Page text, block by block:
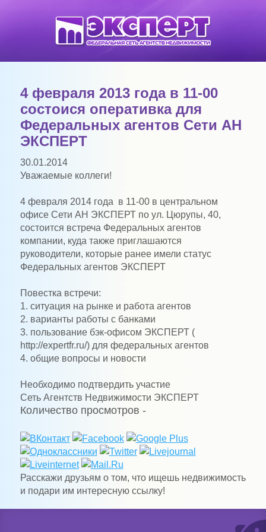
4 февраля 2013 года в 11-00
состоися оперативка для
Федеральных агентов Сети АН
ЭКСПЕРТ
30.01.2014
Уважаемые коллеги!
4 февраля 2014 года в 11-00 в центральном
офисе Сети АН ЭКСПЕРТ по ул. Цюрупы, 40,
состоится встреча Федеральных агентов
компании, куда также приглашаются
руководители, которые ранее имели статус
Федеральных агентов ЭКСПЕРТ
Повестка встречи:
1. ситуация на рынке и работа агентов
2. варианты работы с банками
3. пользование бэк-офисом ЭКСПЕРТ (
http://expertfr.ru/) для федеральных агентов
4. общие вопросы и новости
Необходимо подтвердить участие
Сеть Агентств Недвижимости ЭКСПЕРТ
Количество просмотров -
Расскажи друзьям о том, что ищешь недвижимость
и подари им интересную ссылку!